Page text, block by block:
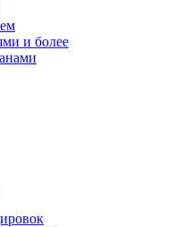
и более